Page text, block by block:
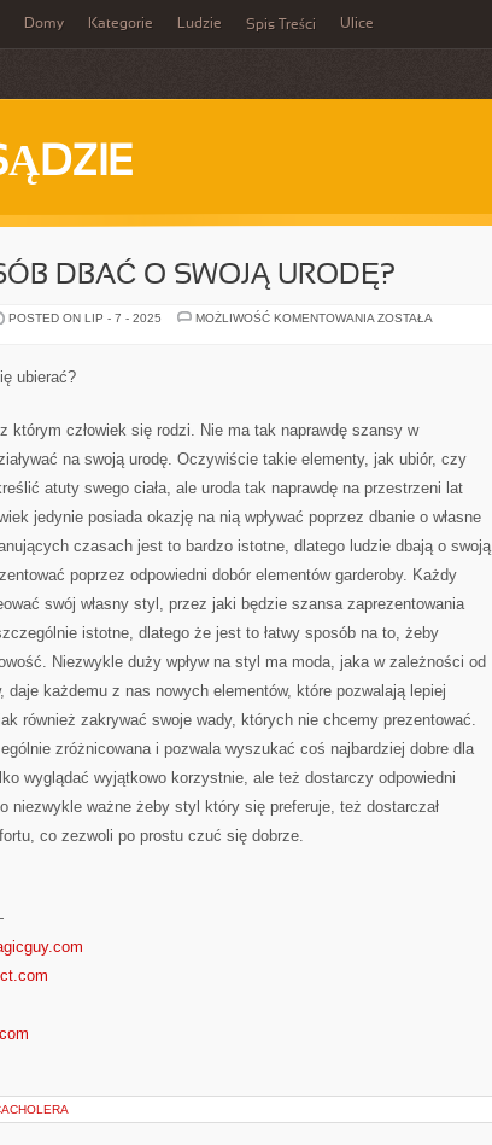
Domy Kategorie Ludzie Spis Treści Ulice
DBAĆ O SWOJĄ URODĘ?
POSTED ON LIP - 7 - 2025 MOŻLIWOŚĆ KOMENTOWANIA W
ZOSTAŁA
ubierać?
którym człowiek się rodzi. Nie ma tak naprawdę szansy w
na swoją urodę. Oczywiście takie elementy, jak ubiór, czy
atuty swego ciała, ale uroda tak naprawdę na przestrzeni lat
jedynie posiada okazję na nią wpływać poprzez dbanie o własne
czasach jest to bardzo istotne, dlatego ludzie dbają o swoją
poprzez odpowiedni dobór elementów garderoby. Każdy
swój własny styl, przez jaki będzie szansa zaprezentowania
istotne, dlatego że jest to łatwy sposób na to, żeby
Niezwykle duży wpływ na styl ma moda, jaka w zależności od
daje każdemu z nas nowych elementów, które pozwalają lepiej
również zakrywać swoje wady, których nie chcemy prezentować.
zróżnicowana i pozwala wyszukać coś najbardziej dobre dla
wyglądać wyjątkowo korzystnie, ale też dostarczy odpowiedni
niezwykle ważne żeby styl który się preferuje, też dostarczał
co zezwoli po prostu czuć się dobrze.